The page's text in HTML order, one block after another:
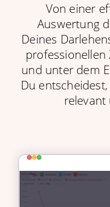
Von einer
Auswertung
Deines
und unter dem
Du